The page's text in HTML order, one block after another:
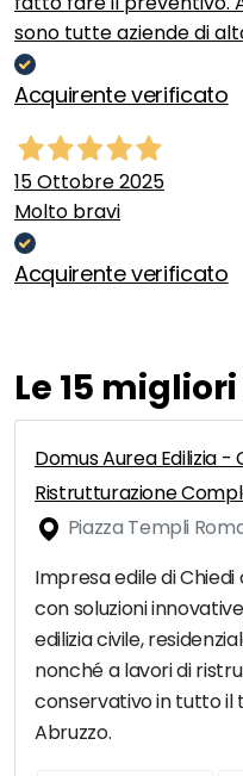
sono tutte aziende di
Acquirente verificato
15 Ottobre 2025
Molto bravi
Acquirente verificato
Le 15
Domus Aurea Edilizia
Ristrutturazione
Piazza Templi
Impresa edile di
con soluzioni
edilizia civile,
nonché a lavori di
conservativo in tutto il
Abruzzo.